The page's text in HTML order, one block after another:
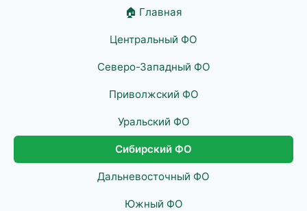
🏠 Главная
Центральный ФО
Северо-Западный ФО
Приволжский ФО
Уральский ФО
Сибирский ФО
Дальневосточный ФО
Южный ФО